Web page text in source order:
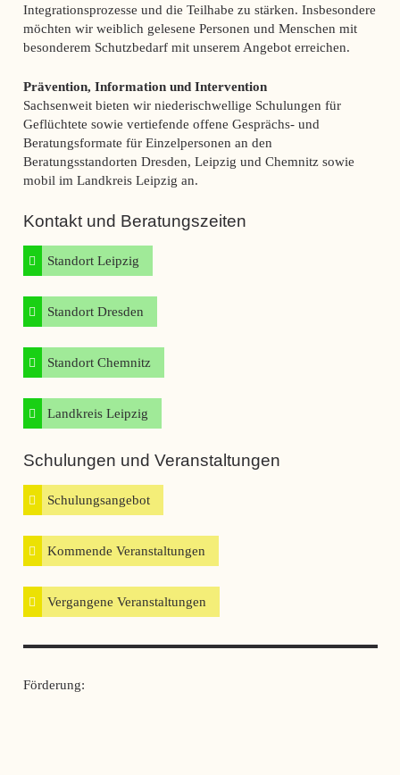
Integrationsprozesse und die Teilhabe zu stärken. Insbesondere
möchten wir weiblich gelesene Personen und Menschen mit
besonderem Schutzbedarf mit unserem Angebot erreichen.
Prävention, Information und Intervention
Sachsenweit bieten wir niederischwellige Schulungen für
Geflüchtete sowie vertiefende offene Gesprächs- und
Beratungsformate für Einzelpersonen an den
Beratungsstandorten Dresden, Leipzig und Chemnitz sowie
mobil im Landkreis Leipzig an.
Kontakt und Beratungszeiten
Standort Leipzig
Standort Dresden
Standort Chemnitz
Landkreis Leipzig
Schulungen und Veranstaltungen
Schulungsangebot
Kommende Veranstaltungen
Vergangene Veranstaltungen
Aufenthaltsverfestigung für Menschen mit Aufenthaltserlaubnis
Förderung: